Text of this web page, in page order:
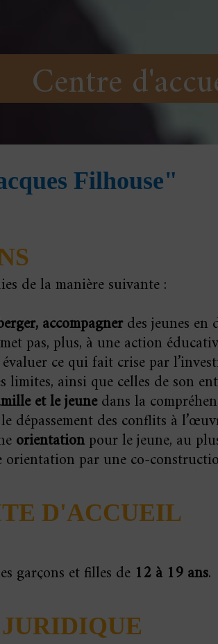
Centre
Filhouse"
de la manière suivante :
accompagnerdes jeunes en
pas, plus, à une action
ce qui fait crise par
limites, ainsi que celles de son
et le jeunedans la
dépassement des conflits à
orientationpour le jeune, au
orientation par une co-
D'ACCUEIL
garçons et filles de 12 à 19 ans.